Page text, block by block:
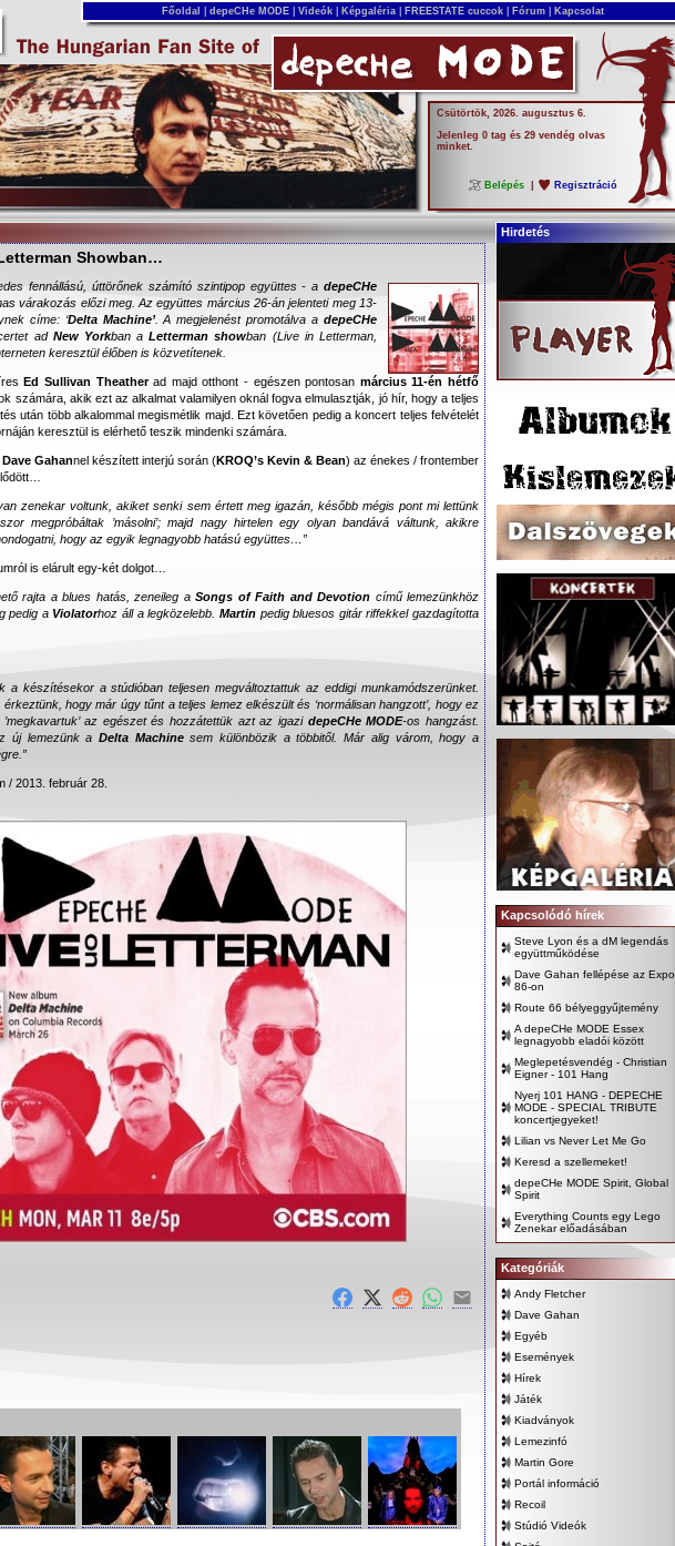
Főoldal depeCHe MODE Videók Képgaléria FREESTATE cuccok Fórum Kapcsolat
Csütörtök, 2026. augusztus 6.
Jelenleg 0 tag és 29 vendég olvas
minket.
Belépés Regisztráció
Hirdetés
Showban…
fennállású, úttörőnek számító szintipop együttes - a depeCHe
várakozás előzi meg. Az együttes március 26-án jelenteti meg 13-
címe: ‘Delta Machine’. A megjelenést promotálva adepeCHe
ad New Yorkban aLetterman showban (Live in Letterman,
keresztül élőben is közvetítenek.
Ed Sullivan Theatherad majd otthont - egészen pontosan március 11-én hétfő
számára, akik ezt az alkalmat valamilyen oknál fogva elmulasztják, jó hír, hogy a teljes
után több alkalommal megismétlik majd. Ezt követően pedig a koncert teljes felvételét
keresztül is elérhető teszik mindenki számára.
Dave Gahannel készített interjú során (KROQ’s Kevin & Bean) az énekes / frontember
zenekar voltunk, akiket senki sem értett meg igazán, később mégis pont mi lettünk
megpróbáltak ’másolni’; majd nagy hirtelen egy olyan bandává váltunk, akikre
hogy az egyik legnagyobb hatású együttes…”
is elárult egy-két dolgot…
rajta a blues hatás, zeneileg a Songs of Faith and Devotion című lemezünkhöz
pedig a Violatorhoz áll a legközelebb. Martinpedig bluesos gitár riffekkel gazdagította
a készítésekor a stúdióban teljesen megváltoztattuk az eddigi munkamódszerünket.
hogy már úgy tűnt a teljes lemez elkészült és ‘normálisan hangzott’, hogy ez
az egészet és hozzátettük azt az igazi depeCHe MODE-os hangzást.
új lemezünk a Delta Machinesem különbözik a többitől. Már alig várom, hogy a
/ 2013. február 28.
Kapcsolódó hírek
Steve Lyon és a dM legendás
együttműködése
Dave Gahan fellépése az Expo
86-on
Route 66 bélyeggyűjtemény
A depeCHe MODE Essex
legnagyobb eladói között
Meglepetésvendég - Christian
Eigner - 101 Hang
Nyerj 101 HANG - DEPECHE
MODE - SPECIAL TRIBUTE
koncertjegyeket!
Lilian vs Never Let Me Go
Keresd a szellemeket!
depeCHe MODE Spirit, Global
Spirit
Everything Counts egy Lego
Zenekar előadásában
Kategóriák
Andy Fletcher
Dave Gahan
Egyéb
Események
Hírek
Játék
Kiadványok
Lemezinfó
Martin Gore
Portál információ
Recoil
Stúdió Videók